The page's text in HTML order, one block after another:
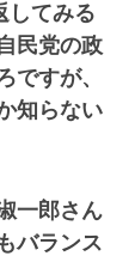
してみる
民党の政
ですが、
知らない
一郎さん
バランス